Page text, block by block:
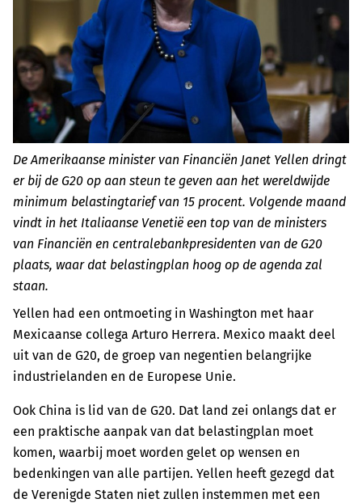
De Amerikaanse minister van Financiën Janet Yellen dringt
er bij de G20 op aan steun te geven aan het wereldwijde
minimum belastingtarief van 15 procent. Volgende maand
vindt in het Italiaanse Venetië een top van de ministers
van Financiën en centralebankpresidenten van de G20
plaats, waar dat belastingplan hoog op de agenda zal
staan.
Yellen had een ontmoeting in Washington met haar
Mexicaanse collega Arturo Herrera. Mexico maakt deel
uit van de G20, de groep van negentien belangrijke
industrielanden en de Europese Unie.
Ook China is lid van de G20. Dat land zei onlangs dat er
een praktische aanpak van dat belastingplan moet
komen, waarbij moet worden gelet op wensen en
bedenkingen van alle partijen. Yellen heeft gezegd dat
de Verenigde Staten niet zullen instemmen met een